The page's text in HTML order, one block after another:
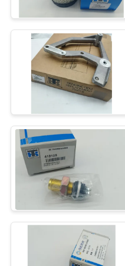
ক্যারিয়ার
যন্ত্রাংশ
থার্মো কিং
ট্রাক